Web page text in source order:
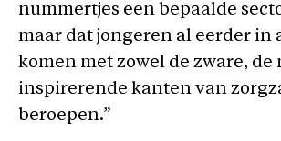
nummertjes een bepaalde
maar dat jongeren al eerder in
komen met zowel de zware, de
inspirerende kanten van
beroepen.”